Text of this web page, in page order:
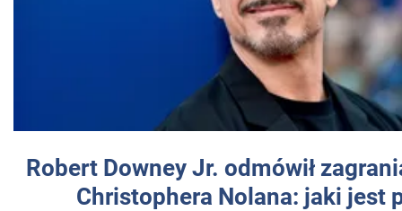
Robert Downey Jr. odmówił
Christophera Nolana: jaki jest